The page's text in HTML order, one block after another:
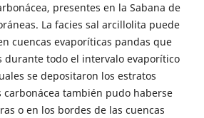
presentes en la Sabana de
La facies sal arcillolita puede
cuencas evaporíticas pandas que
durante todo el intervalo evaporítico
se depositaron los estratos
carbonácea también pudo haberse
o en los bordes de las cuencas